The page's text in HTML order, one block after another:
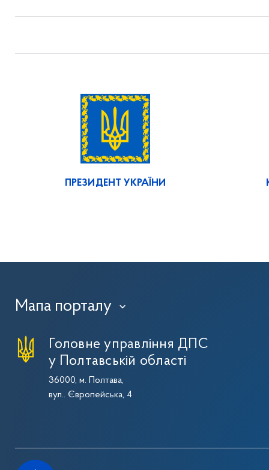
ПРЕЗИДЕНТ УКРАЇНИ
Мапа порталу ›
Головне управління ДПС
у Полтавській області
36000, м. Полтава,
вул.. Європейська, 4